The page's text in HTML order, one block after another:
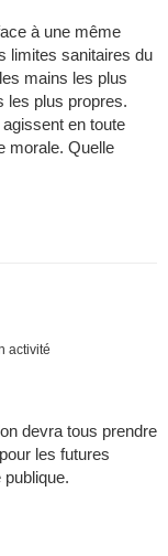
à une même
limites sanitaires du
mains les plus
les plus propres.
en toute
morale. Quelle
activité
devra tous prendre
les futures